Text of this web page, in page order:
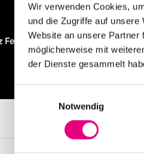
Wir verwenden Cookies,
und die Zugriffe auf
Website an unsere Partner
möglicherweise mit
der Dienste gesammelt
Notwendig
Festival – Abschluss mit Brad